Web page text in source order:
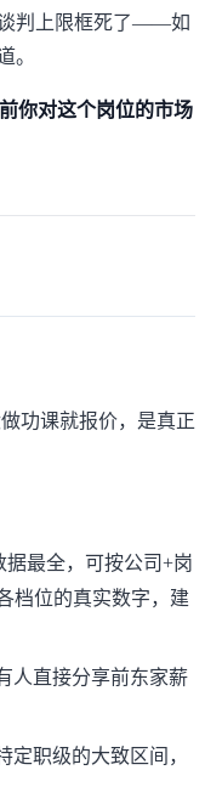
判上限框死了——如
。
你对这个岗位的市场
功课就报价，是真正
据最全，可按公司+岗
档位的真实数字，建
人直接分享前东家薪
定职级的大致区间，